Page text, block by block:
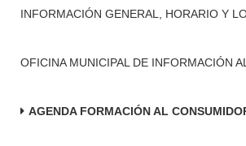
INFORMACIÓN GENERAL, HORARIO Y
OFICINA MUNICIPAL DE INFORMACIÓN
AGENDA FORMACIÓN AL